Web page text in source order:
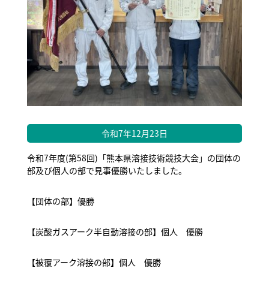
令和7年12月23日
令和7年度(第58回)「熊本県溶接技術競技大会」の団体の
部及び個人の部で見事優勝いたしました。
【団体の部】優勝
【炭酸ガスアーク半自動溶接の部】個人 優勝
【被覆アーク溶接の部】個人 優勝